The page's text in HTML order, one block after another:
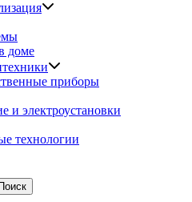
доме
приборы
и электроустановки
технологии